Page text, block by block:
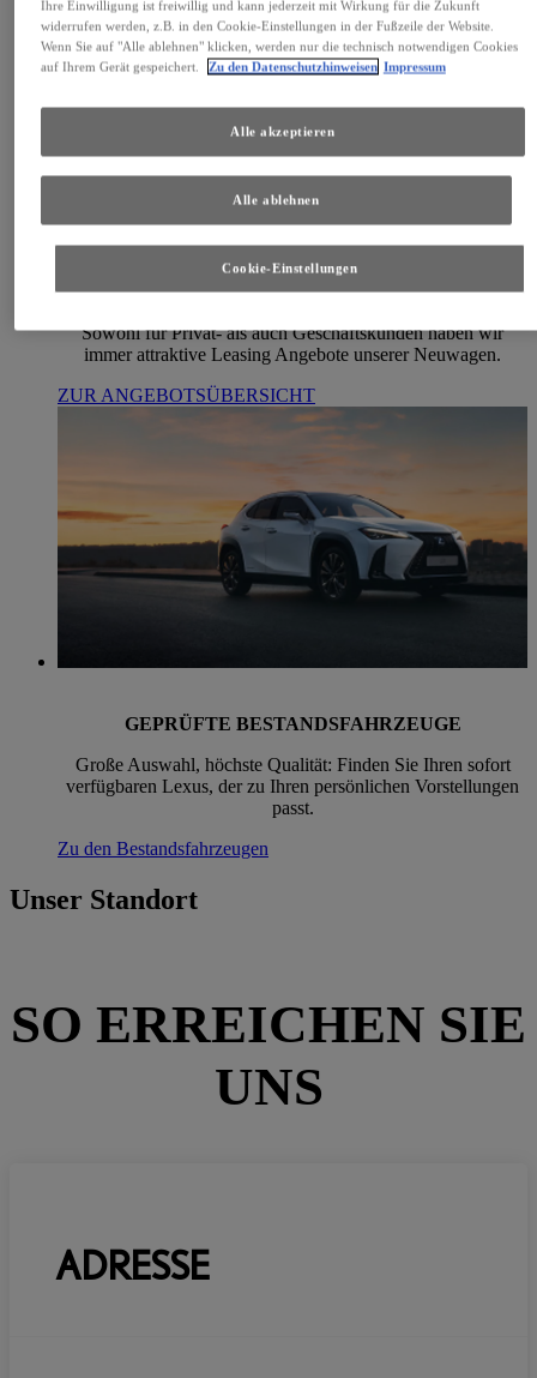
AKTUELLE LEASING-ANGEBOTE
Sowohl für Privat- als auch Geschäftskunden haben wir
immer attraktive Leasing Angebote unserer Neuwagen.
ZUR ANGEBOTSÜBERSICHT
GEPRÜFTE BESTANDSFAHRZEUGE
Große Auswahl, höchste Qualität: Finden Sie Ihren sofort
verfügbaren Lexus, der zu Ihren persönlichen Vorstellungen
passt.
Zu den Bestandsfahrzeugen
Unser Standort
SO ERREICHEN SIE
UNS
ADRESSE
Ihre Einwilligung ist freiwillig und kann jederzeit mit Wirkung für die Zukunft
widerrufen werden, z.B. in den Cookie-Einstellungen in der Fußzeile der Website.
Wenn Sie auf "Alle ablehnen" klicken, werden nur die technisch notwendigen Cookies
auf Ihrem Gerät gespeichert.
Zu den Datenschutzhinweisen Impressum
Cookie-Einstellungen
Alle ablehnen
Alle akzeptieren